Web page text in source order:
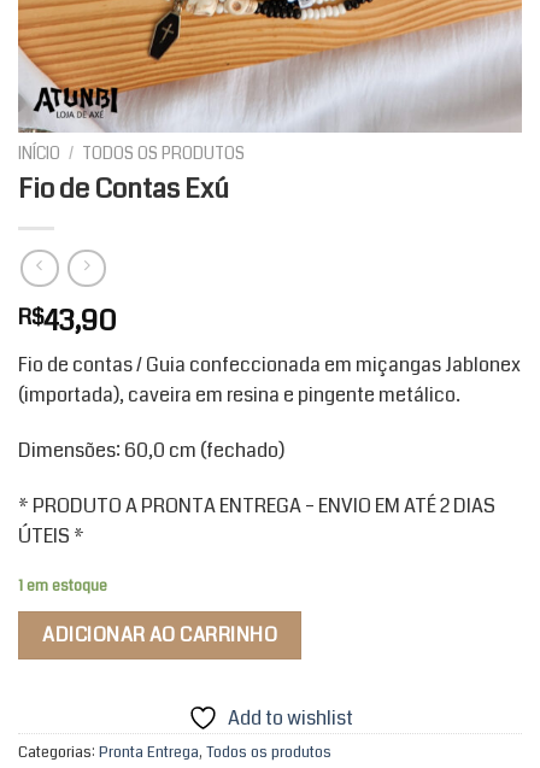
INÍCIO / TODOS OS PRODUTOS
Fio de Contas Exú
R$43,90
Fio de contas / Guia confeccionada em miçangas Jablonex
(importada), caveira em resina e pingente metálico.
Dimensões: 60,0 cm (fechado)
* PRODUTO A PRONTA ENTREGA – ENVIO EM ATÉ 2 DIAS
ÚTEIS *
1 em estoque
ADICIONAR AO CARRINHO
Add to wishlist
Categorias: Pronta Entrega, Todos os produtos